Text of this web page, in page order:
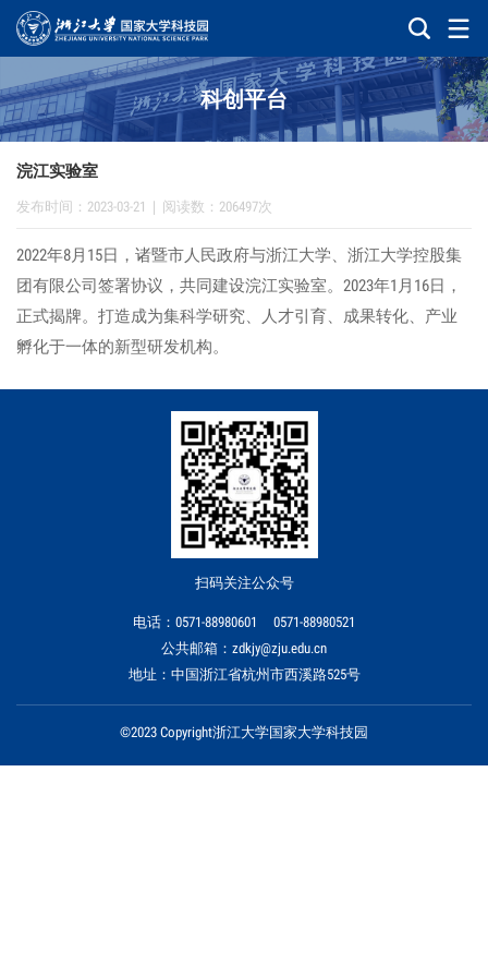
科创平台
浣江实验室
发布时间：2023-03-21 阅读数：206497次
2022年8月15日，诸暨市人民政府与浙江大学、浙江大学控股集
团有限公司签署协议，共同建设浣江实验室。2023年1月16日，
正式揭牌。打造成为集科学研究、人才引育、成果转化、产业
孵化于一体的新型研发机构。
扫码关注公众号
电话：0571-88980601 0571-88980521
公共邮箱：zdkjy@zju.edu.cn
地址：中国浙江省杭州市西溪路525号
©2023 Copyright浙江大学国家大学科技园